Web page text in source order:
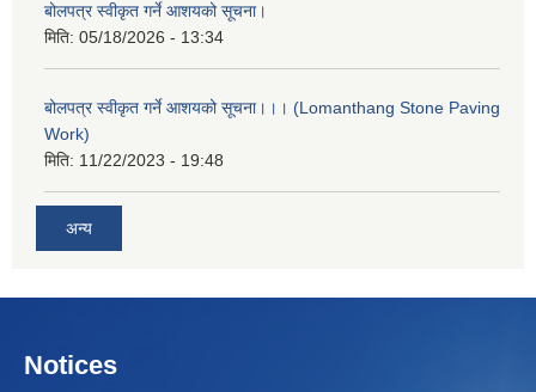
बोलपत्र स्वीकृत गर्ने आशयको सूचना।
मिति: 05/18/2026 - 13:34
बोलपत्र स्वीकृत गर्ने आशयको सूचना।।। (Lomanthang Stone Paving
Work)
मिति: 11/22/2023 - 19:48
अन्य
Notices